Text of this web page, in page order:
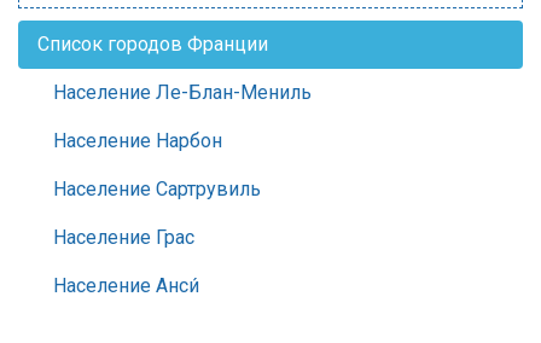
Список городов Франции
Население Ле-Блан-Мениль
Население Нарбон
Население Сартрувиль
Население Грас
Население Анси́